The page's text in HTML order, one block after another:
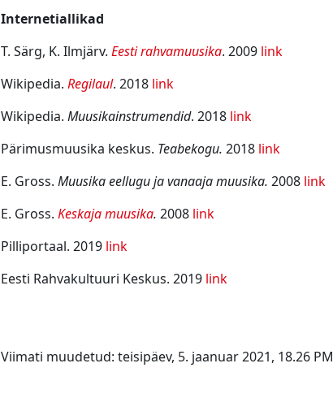
Internetiallikad
T. Särg, K. Ilmjärv. Eesti rahvamuusika. 2009 link
Wikipedia. Regilaul. 2018 link
Wikipedia. Muusikainstrumendid. 2018 link
Pärimusmuusika keskus. Teabekogu. 2018 link
E. Gross. Muusika eellugu ja vanaaja muusika. 2008 link
E. Gross. Keskaja muusika. 2008 link
Pilliportaal. 2019 link
Eesti Rahvakultuuri Keskus. 2019 link
Viimati muudetud: teisipäev, 5. jaanuar 2021, 18.26 PM